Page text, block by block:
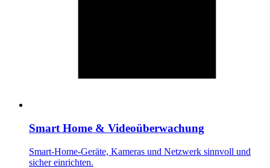
Smart Home & Videoüberwachung
Smart-Home-Geräte, Kameras und Netzwerk sinnvoll und
sicher einrichten.